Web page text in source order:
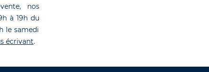
nos
à 19h du
le samedi
écrivant.